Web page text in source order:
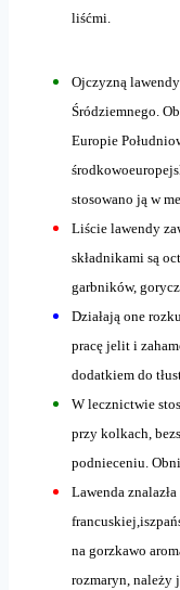
liśćmi.
Ojczyzną
Śródziemnego.
Europie
stosowano ją w
Liście lawendy
składnikami są
garbników,
Działają one
pracę jelit i
dodatkiem do
W lecznictwie
przy kolkach,
podnieceniu.
Lawenda
na gorzkawo
rozmaryn, należy